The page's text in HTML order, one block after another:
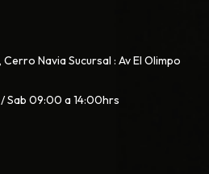
Navia Sucursal : Av El Olimpo
Sab 09:00 a 14:00hrs